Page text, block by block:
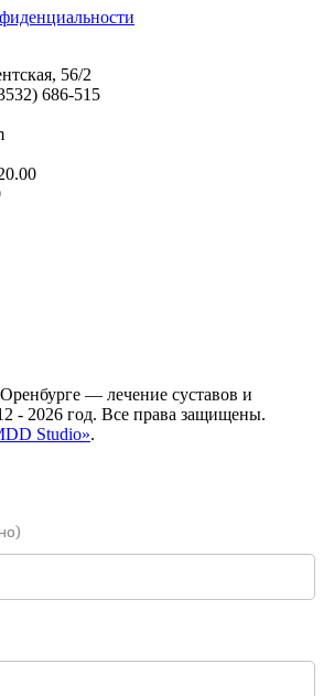
56/2
686-515
— лечение суставов и
- 2026 год. Все права защищены.
Studio».